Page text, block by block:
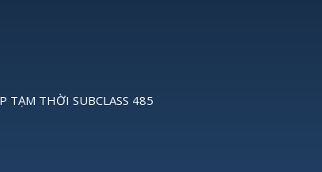
TẠM THỜI SUBCLASS 485